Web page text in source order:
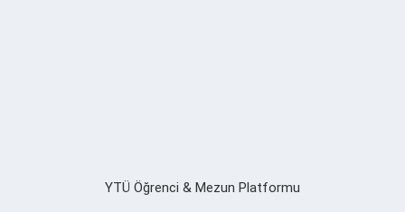
YTÜ Öğrenci & Mezun Platformu